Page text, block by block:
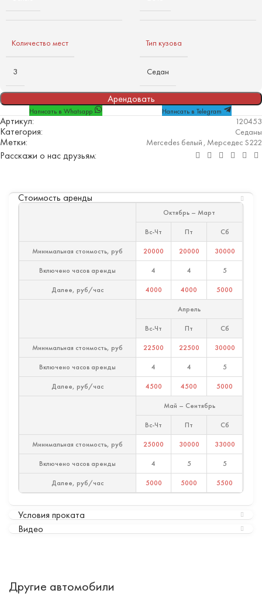
Количество мест
3
Тип кузова
Седан
Арендовать
Написать в Whatsapp Написать в Telegram
Артикул: 120453
Категория: Седаны
Метки: Mercedes белый Мерседес S222
Расскажи о нас друзьям:
Стоимость аренды
Октябрь – Март
Вс-Чт Пт Сб
Минимальная стоимость, руб 20000 20000 30000
Включено часов аренды 4 4 5
Далее, руб/час 4000 4000 5000
Апрель
Вс-Чт Пт Сб
Минимальная стоимость, руб 22500 22500 30000
Включено часов аренды 4 4 5
Далее, руб/час 4500 4500 5000
Май – Сентябрь
Вс-Чт Пт Сб
Минимальная стоимость, руб 25000 30000 33000
Включено часов аренды 4 5 5
Далее, руб/час 5000 5000 5500
Условия проката
Видео
Другие автомобили